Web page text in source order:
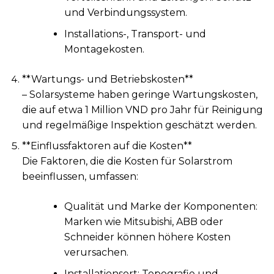
und Verbindungssystem.
Installations-, Transport- und
Montagekosten.
**Wartungs- und Betriebskosten**
– Solarsysteme haben geringe Wartungskosten,
die auf etwa 1 Million VND pro Jahr für Reinigung
und regelmäßige Inspektion geschätzt werden.
**Einflussfaktoren auf die Kosten**
Die Faktoren, die die Kosten für Solarstrom
beeinflussen, umfassen:
Qualität und Marke der Komponenten:
Marken wie Mitsubishi, ABB oder
Schneider können höhere Kosten
verursachen.